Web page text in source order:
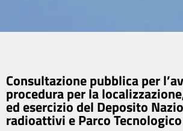
Consultazione pubblica per
procedura per la
ed esercizio del Deposito
radioattivi e Parco Tecnologico